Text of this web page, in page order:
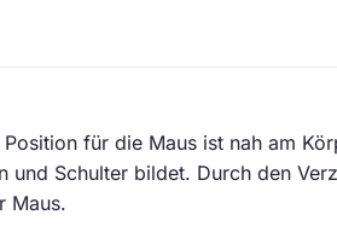
für die Maus ist nah am
und Schulter bildet. Durch den
Maus.